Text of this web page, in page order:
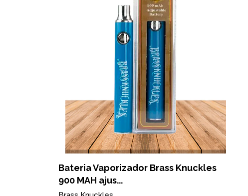
Bateria Vaporizador Brass Knuckles
900 MAH ajus...